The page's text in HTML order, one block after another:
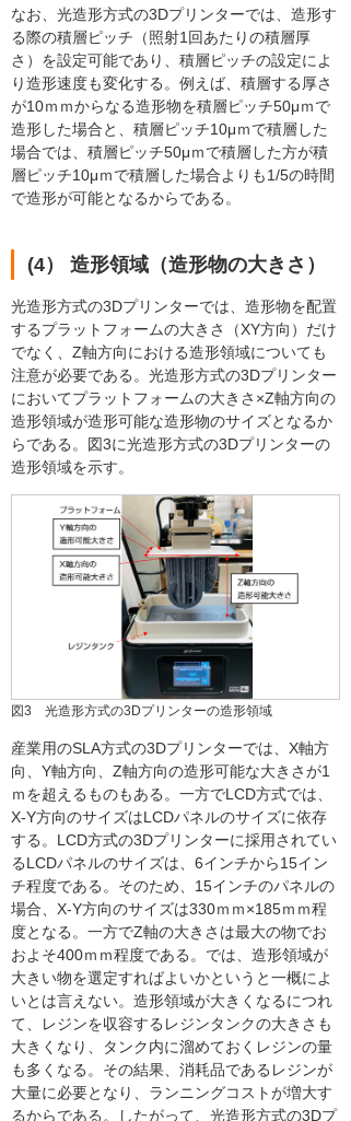
なお、光造形方式の3Dプリンターでは、造形す
る際の積層ピッチ（照射1回あたりの積層厚
さ）を設定可能であり、積層ピッチの設定によ
り造形速度も変化する。例えば、積層する厚さ
が10ｍｍからなる造形物を積層ピッチ50μｍで
造形した場合と、積層ピッチ10μｍで積層した
場合では、積層ピッチ50μｍで積層した方が積
層ピッチ10μｍで積層した場合よりも1/5の時間
で造形が可能となるからである。
(4） 造形領域（造形物の大きさ）
光造形方式の3Dプリンターでは、造形物を配置
するプラットフォームの大きさ（XY方向）だけ
でなく、Z軸方向における造形領域についても
注意が必要である。光造形方式の3Dプリンター
においてプラットフォームの大きさ×Z軸方向の
造形領域が造形可能な造形物のサイズとなるか
らである。図3に光造形方式の3Dプリンターの
造形領域を示す。
図3 光造形方式の3Dプリンターの造形領域
産業用のSLA方式の3Dプリンターでは、X軸方
向、Y軸方向、Z軸方向の造形可能な大きさが1
ｍを超えるものもある。一方でLCD方式では、
X-Y方向のサイズはLCDパネルのサイズに依存
する。LCD方式の3Dプリンターに採用されてい
るLCDパネルのサイズは、6インチから15イン
チ程度である。そのため、15インチのパネルの
場合、X-Y方向のサイズは330ｍｍ×185ｍｍ程
度となる。一方でZ軸の大きさは最大の物でお
およそ400ｍｍ程度である。では、造形領域が
大きい物を選定すればよいかというと一概によ
いとは言えない。造形領域が大きくなるにつれ
て、レジンを収容するレジンタンクの大きさも
大きくなり、タンク内に溜めておくレジンの量
も多くなる。その結果、消耗品であるレジンが
大量に必要となり、ランニングコストが増大す
るからである。したがって、光造形方式の3Dプ